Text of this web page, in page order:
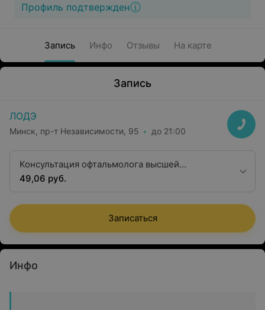
Профиль подтвержден
Запись Инфо Отзывы На карте
Запись
ЛОДЭ
Минск, пр-т Независимости, 95 до 21:00
Консультация офтальмолога высшей
квалификационной категории
49,06 руб.
Записаться
Инфо